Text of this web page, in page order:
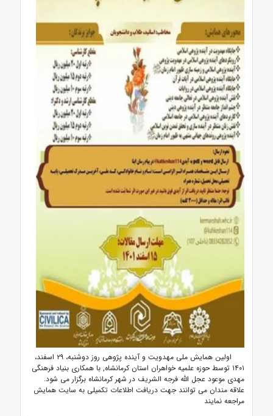
اولین همایش ملی مهدویت و آینده پژوهی روز دوشنبه، ۲۹ اسفند،
۱۴۰۱ توسط حوزه علمیه خواهران استان کرمانشاه, با همکاری بنیاد فرهنگی
مهدی موعود عجل الله فرجه الشریف در شهر کرمانشاه برگزار می شود.
علاقه مندان می توانند جهت دریافت اطلاعات تکمیلی به سایت همایش
مراجعه نمایند